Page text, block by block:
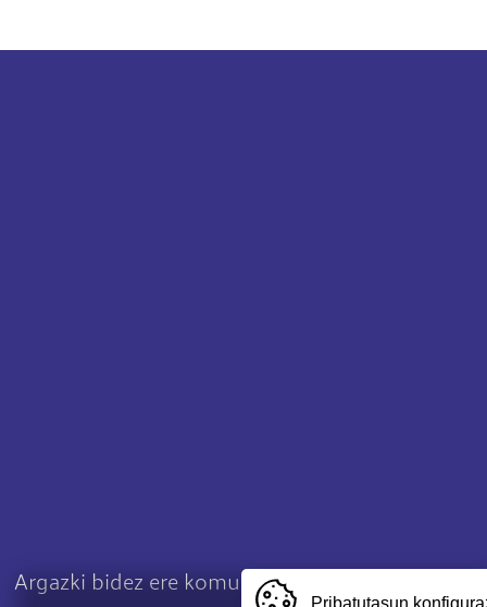
Argazki bidez ere komunikatzen dugu.